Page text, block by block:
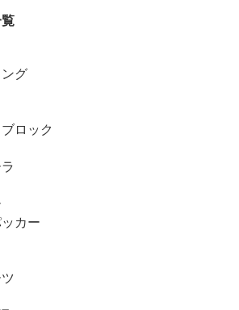
グ
ロック
カー